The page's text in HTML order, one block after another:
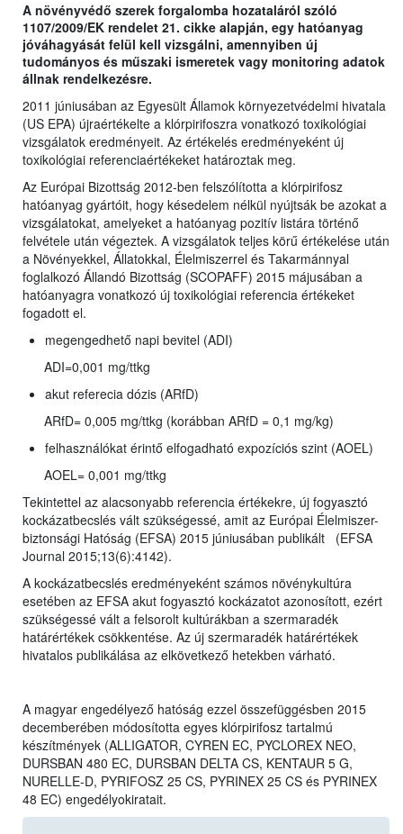
A növényvédő szerek forgalomba hozataláról szóló
1107/2009/EK rendelet 21. cikke alapján, egy hatóanyag
jóváhagyását felül kell vizsgálni, amennyiben új
tudományos és műszaki ismeretek vagy monitoring adatok
állnak rendelkezésre.
2011 júniusában az Egyesült Államok környezetvédelmi hivatala
(US EPA) újraértékelte a klórpirifoszra vonatkozó toxikológiai
vizsgálatok eredményeit. Az értékelés eredményeként új
toxikológiai referenciaértékeket határoztak meg.
Az Európai Bizottság 2012-ben felszólította a klórpirifosz
hatóanyag gyártóit, hogy késedelem nélkül nyújtsák be azokat a
vizsgálatokat, amelyeket a hatóanyag pozitív listára történő
felvétele után végeztek. A vizsgálatok teljes körű értékelése után
a Növényekkel, Állatokkal, Élelmiszerrel és Takarmánnyal
foglalkozó Állandó Bizottság (SCOPAFF) 2015 májusában a
hatóanyagra vonatkozó új toxikológiai referencia értékeket
fogadott el.
megengedhető napi bevitel (ADI)
ADI=0,001 mg/ttkg
akut referecia dózis (ARfD)
ARfD= 0,005 mg/ttkg (korábban ARfD = 0,1 mg/kg)
felhasználókat érintő elfogadható expozíciós szint (AOEL)
AOEL= 0,001 mg/ttkg
Tekintettel az alacsonyabb referencia értékekre, új fogyasztó
kockázatbecslés vált szükségessé, amit az Európai Élelmiszer-
biztonsági Hatóság (EFSA) 2015 júniusában publikált (EFSA
Journal 2015;13(6):4142).
A kockázatbecslés eredményeként számos növénykultúra
esetében az EFSA akut fogyasztó kockázatot azonosított, ezért
szükségessé vált a felsorolt kultúrákban a szermaradék
határértékek csökkentése. Az új szermaradék határértékek
hivatalos publikálása az elkövetkező hetekben várható.
A magyar engedélyező hatóság ezzel összefüggésben 2015
decemberében módosította egyes klórpirifosz tartalmú
készítmények (ALLIGATOR, CYREN EC, PYCLOREX NEO,
DURSBAN 480 EC, DURSBAN DELTA CS, KENTAUR 5 G,
NURELLE-D, PYRIFOSZ 25 CS, PYRINEX 25 CS és PYRINEX
48 EC) engedélyokiratait.